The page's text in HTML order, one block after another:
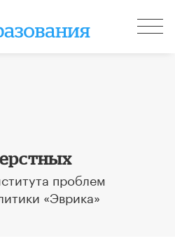
проблем
«Эврика»